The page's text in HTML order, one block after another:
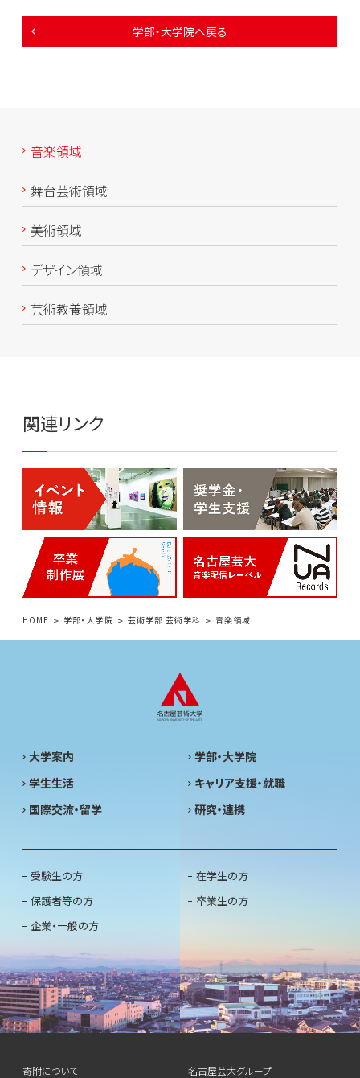
学部・大学院へ戻る
音楽領域
舞台芸術領域
美術領域
デザイン領域
芸術教養領域
関連リンク
HOME 学部・大学院 芸術学部 芸術学科 音楽領域
大学案内
学部・大学院
学生生活
キャリア支援・就職
国際交流・留学
研究・連携
受験生の方
在学生の方
保護者等の方
卒業生の方
企業・一般の方
寄附について 名古屋芸大グループ